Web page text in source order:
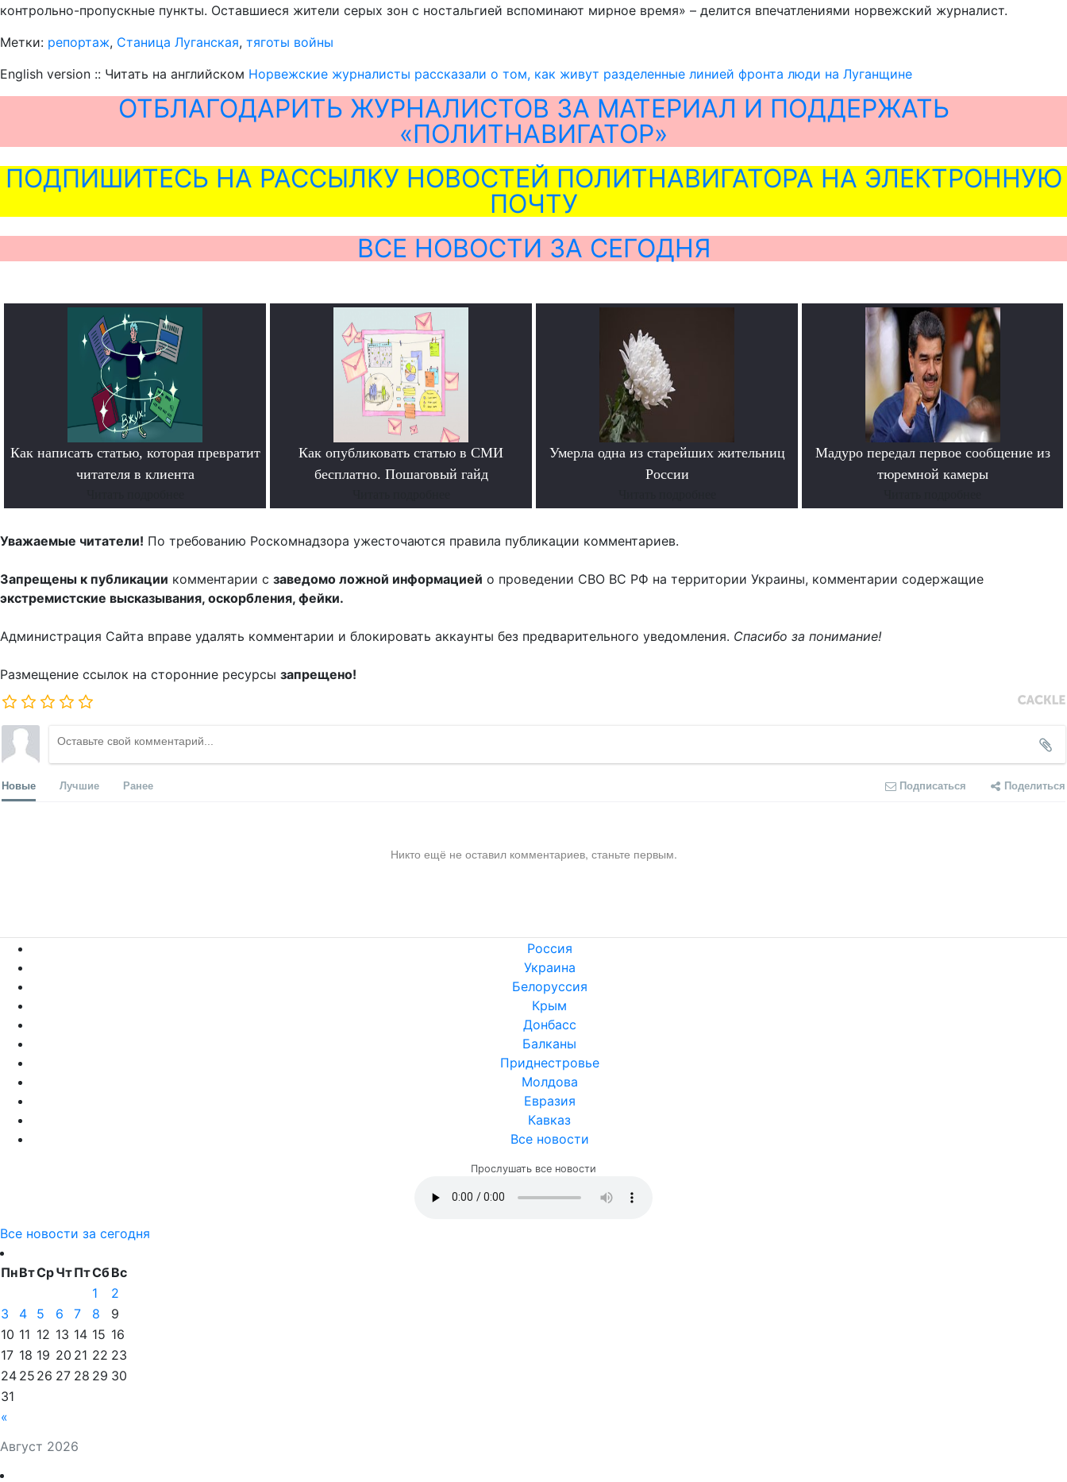
контрольно-пропускные пункты. Оставшиеся жители серых зон с ностальгией вспоминают мирное время» – делится впечатлениями норвежский журналист.
Метки: репортаж, Станица Луганская, тяготы войны
English version :: Читать на английском Норвежские журналисты рассказали о том, как живут разделенные линией фронта люди на Луганщине
ОТБЛАГОДАРИТЬ ЖУРНАЛИСТОВ ЗА МАТЕРИАЛ И ПОДДЕРЖАТЬ
«ПОЛИТНАВИГАТОР»
ПОДПИШИТЕСЬ НА РАССЫЛКУ НОВОСТЕЙ ПОЛИТНАВИГАТОРА НА ЭЛЕКТРОННУЮ
ПОЧТУ
ВСЕ НОВОСТИ ЗА СЕГОДНЯ
Как написать статью, которая превратит
читателя в клиента
Как опубликовать статью в СМИ
бесплатно. Пошаговый гайд
Умерла одна из старейших жительниц
России
Мадуро передал первое сообщение из
тюремной камеры
Уважаемые читатели! По требованию Роскомнадзора ужесточаются правила публикации комментариев.
Запрещены к публикации комментарии с заведомо ложной информацией о проведении СВО ВС РФ на территории Украины, комментарии содержащие
экстремистские высказывания, оскорбления, фейки.
Администрация Сайта вправе удалять комментарии и блокировать аккаунты без предварительного уведомления. Спасибо за понимание!
Размещение ссылок на сторонние ресурсы запрещено!
Новые Лучшие Ранее Подписаться Поделиться
Никто ещё не оставил комментариев, станьте первым.
Россия
Украина
Белоруссия
Крым
Донбасс
Балканы
Приднестровье
Молдова
Евразия
Кавказ
Все новости
Прослушать все новости
Все новости за сегодня
Август 2026
ПнВтСрЧтПтСбВс
«
1
2
3
4 5 6 7 8
9
10 11 12 13 14 15 16
17 18 19 20 21 22 23
24 25 26 27 28 29 30
31